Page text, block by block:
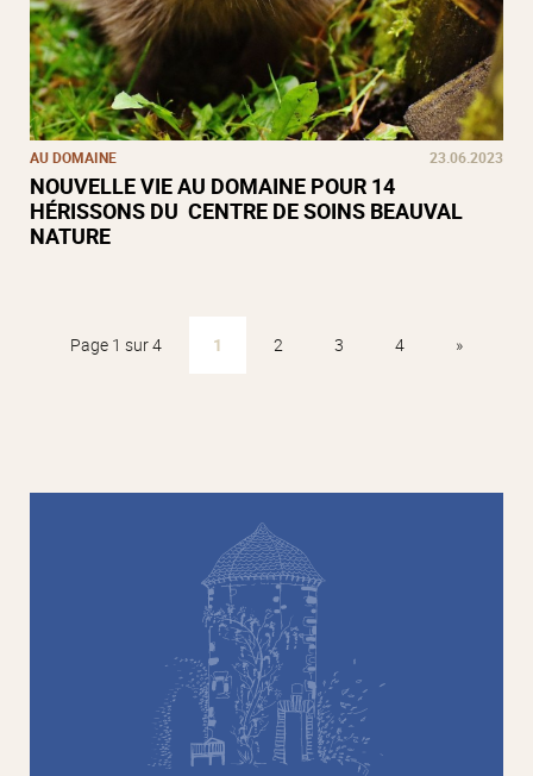
AU DOMAINE 23.06.2023
NOUVELLE VIE AU DOMAINE POUR 14
HÉRISSONS DU CENTRE DE SOINS BEAUVAL
NATURE
Page 1 sur 4 1 2 3 4 »